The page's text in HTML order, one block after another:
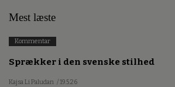
Mest læste
Kommentar
Sprækker i den svenske stilhed
Kajsa Li Paludan / 19.5.26